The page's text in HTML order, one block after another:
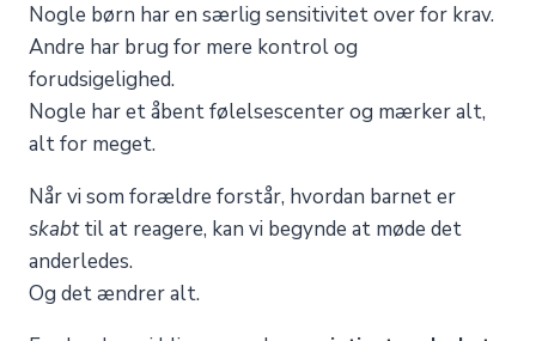
Nogle børn har en særlig sensitivitet over for krav.
Andre har brug for mere kontrol og
forudsigelighed.
Nogle har et åbent følelsescenter og mærker alt,
alt for meget.
Når vi som forældre forstår, hvordan barnet er
skabttil at reagere, kan vi begynde at møde det
anderledes.
Og det ændrer alt.